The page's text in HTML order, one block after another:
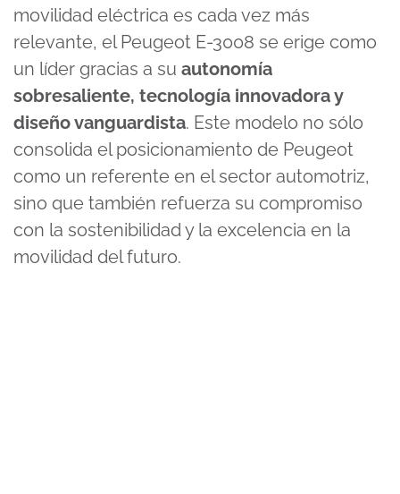
movilidad eléctrica es cada vez más
relevante, el Peugeot E-3008 se erige como
un líder gracias a su autonomía
sobresaliente, tecnología innovadora y
diseño vanguardista. Este modelo no sólo
consolida el posicionamiento de Peugeot
como un referente en el sector automotriz,
sino que también refuerza su compromiso
con la sostenibilidad y la excelencia en la
movilidad del futuro.